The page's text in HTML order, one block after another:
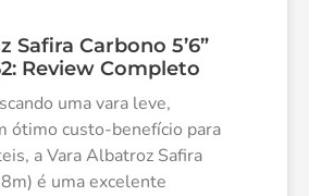
Safira Carbono 5’6”
Review Completo
uma vara leve,
ótimo custo-benefício para
a Vara Albatroz Safira
é uma excelente